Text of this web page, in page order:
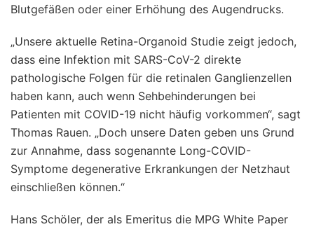
Blutgefäßen oder einer Erhöhung des Augendrucks.
„Unsere aktuelle Retina-Organoid Studie zeigt jedoch,
dass eine Infektion mit SARS-CoV-2 direkte
pathologische Folgen für die retinalen Ganglienzellen
haben kann, auch wenn Sehbehinderungen bei
Patienten mit COVID-19 nicht häufig vorkommen“, sagt
Thomas Rauen. „Doch unsere Daten geben uns Grund
zur Annahme, dass sogenannte Long-COVID-
Symptome degenerative Erkrankungen der Netzhaut
einschließen können.“
Hans Schöler, der als Emeritus die MPG White Paper